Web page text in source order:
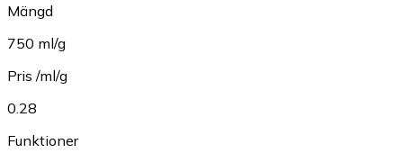
Mängd
750 ml/g
Pris /ml/g
0.28
Funktioner